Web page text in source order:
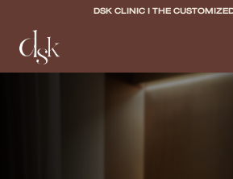
DSK CLINIC I THE